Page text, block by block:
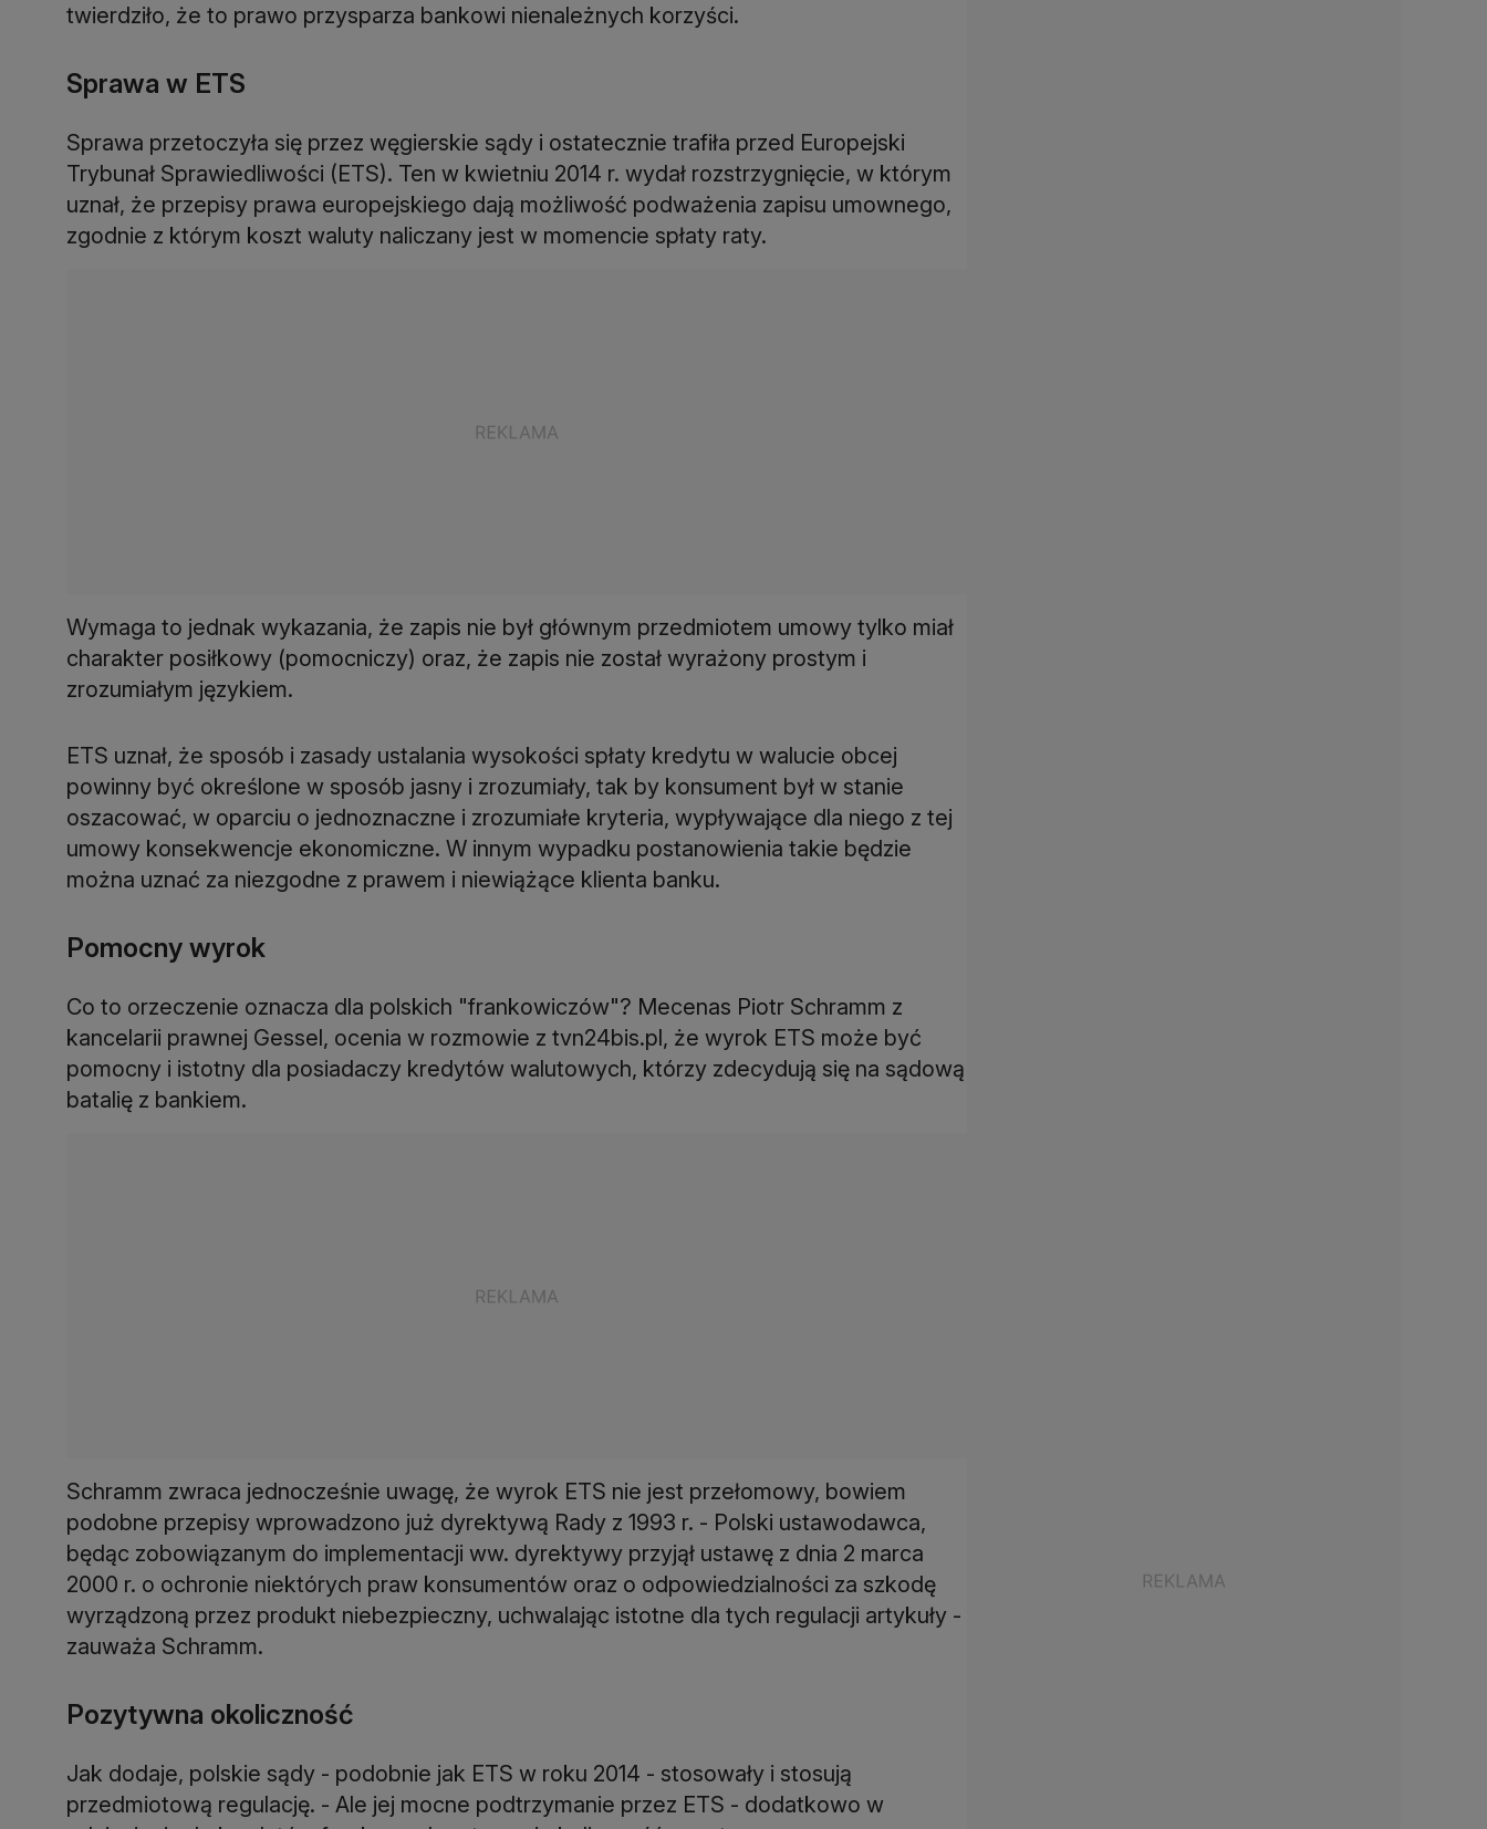
twierdziło, że to prawo przysparza bankowi nienależnych korzyści.
Sprawa w ETS
Sprawa przetoczyła się przez węgierskie sądy i ostatecznie trafiła przed Europejski
Trybunał Sprawiedliwości (ETS). Ten w kwietniu 2014 r. wydał rozstrzygnięcie, w którym
uznał, że przepisy prawa europejskiego dają możliwość podważenia zapisu umownego,
zgodnie z którym koszt waluty naliczany jest w momencie spłaty raty.
Wymaga to jednak wykazania, że zapis nie był głównym przedmiotem umowy tylko miał
charakter posiłkowy (pomocniczy) oraz, że zapis nie został wyrażony prostym i
zrozumiałym językiem.
ETS uznał, że sposób i zasady ustalania wysokości spłaty kredytu w walucie obcej
powinny być określone w sposób jasny i zrozumiały, tak by konsument był w stanie
oszacować, w oparciu o jednoznaczne i zrozumiałe kryteria, wypływające dla niego z tej
umowy konsekwencje ekonomiczne. W innym wypadku postanowienia takie będzie
można uznać za niezgodne z prawem i niewiążące klienta banku.
Pomocny wyrok
Co to orzeczenie oznacza dla polskich "frankowiczów"? Mecenas Piotr Schramm z
kancelarii prawnej Gessel, ocenia w rozmowie z tvn24bis.pl, że wyrok ETS może być
pomocny i istotny dla posiadaczy kredytów walutowych, którzy zdecydują się na sądową
batalię z bankiem.
Schramm zwraca jednocześnie uwagę, że wyrok ETS nie jest przełomowy, bowiem
podobne przepisy wprowadzono już dyrektywą Rady z 1993 r. - Polski ustawodawca,
będąc zobowiązanym do implementacji ww. dyrektywy przyjął ustawę z dnia 2 marca
2000 r. o ochronie niektórych praw konsumentów oraz o odpowiedzialności za szkodę
wyrządzoną przez produkt niebezpieczny, uchwalając istotne dla tych regulacji artykuły -
zauważa Schramm.
Pozytywna okoliczność
Jak dodaje, polskie sądy - podobnie jak ETS w roku 2014 - stosowały i stosują
przedmiotową regulację. - Ale jej mocne podtrzymanie przez ETS - dodatkowo w